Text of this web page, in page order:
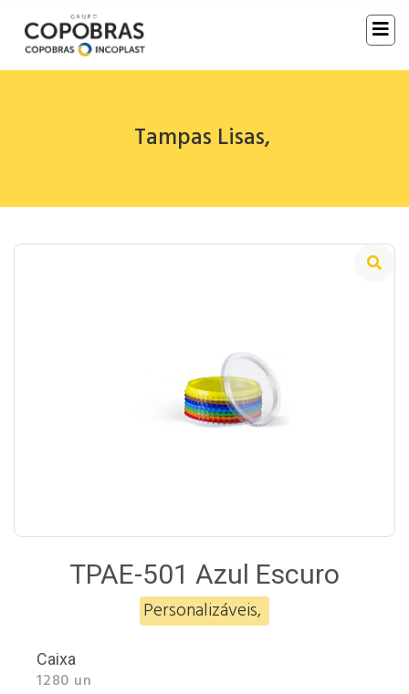
Tampas Lisas,
TPAE-501 Azul Escuro
Personalizáveis,
Caixa
1280 un